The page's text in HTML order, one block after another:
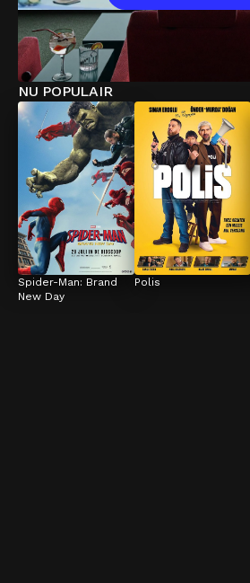
NU POPULAIR
Spider-Man: Brand
New Day
Polis